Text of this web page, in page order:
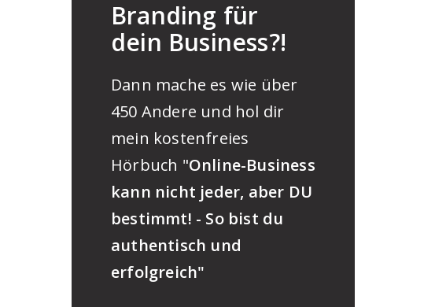
Branding für
dein Business?!
Dann mache es wie über
450 Andere und hol dir
mein kostenfreies
Hörbuch "Online-Business
kann nicht jeder, aber DU
bestimmt! - So bist du
authentisch und
erfolgreich"